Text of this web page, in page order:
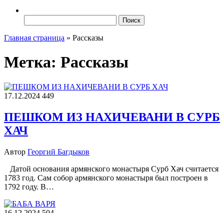
Главная страница » Рассказы
Метка: Рассказы
17.12.2024 449
ПЕШКОМ ИЗ НАХИЧЕВАНИ В СУРБ
ХАЧ
Автор Георгий Багдыков
Датой основания армянского монастыря Сурб Хач считается
1783 год. Сам собор армянского монастыря был построен в
1792 году. В…